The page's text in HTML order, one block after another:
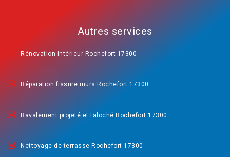
Autres services
Rénovation intérieur Rochefort 17300
Réparation fissure murs Rochefort 17300
Ravalement projeté et taloché Rochefort 17300
Nettoyage de terrasse Rochefort 17300